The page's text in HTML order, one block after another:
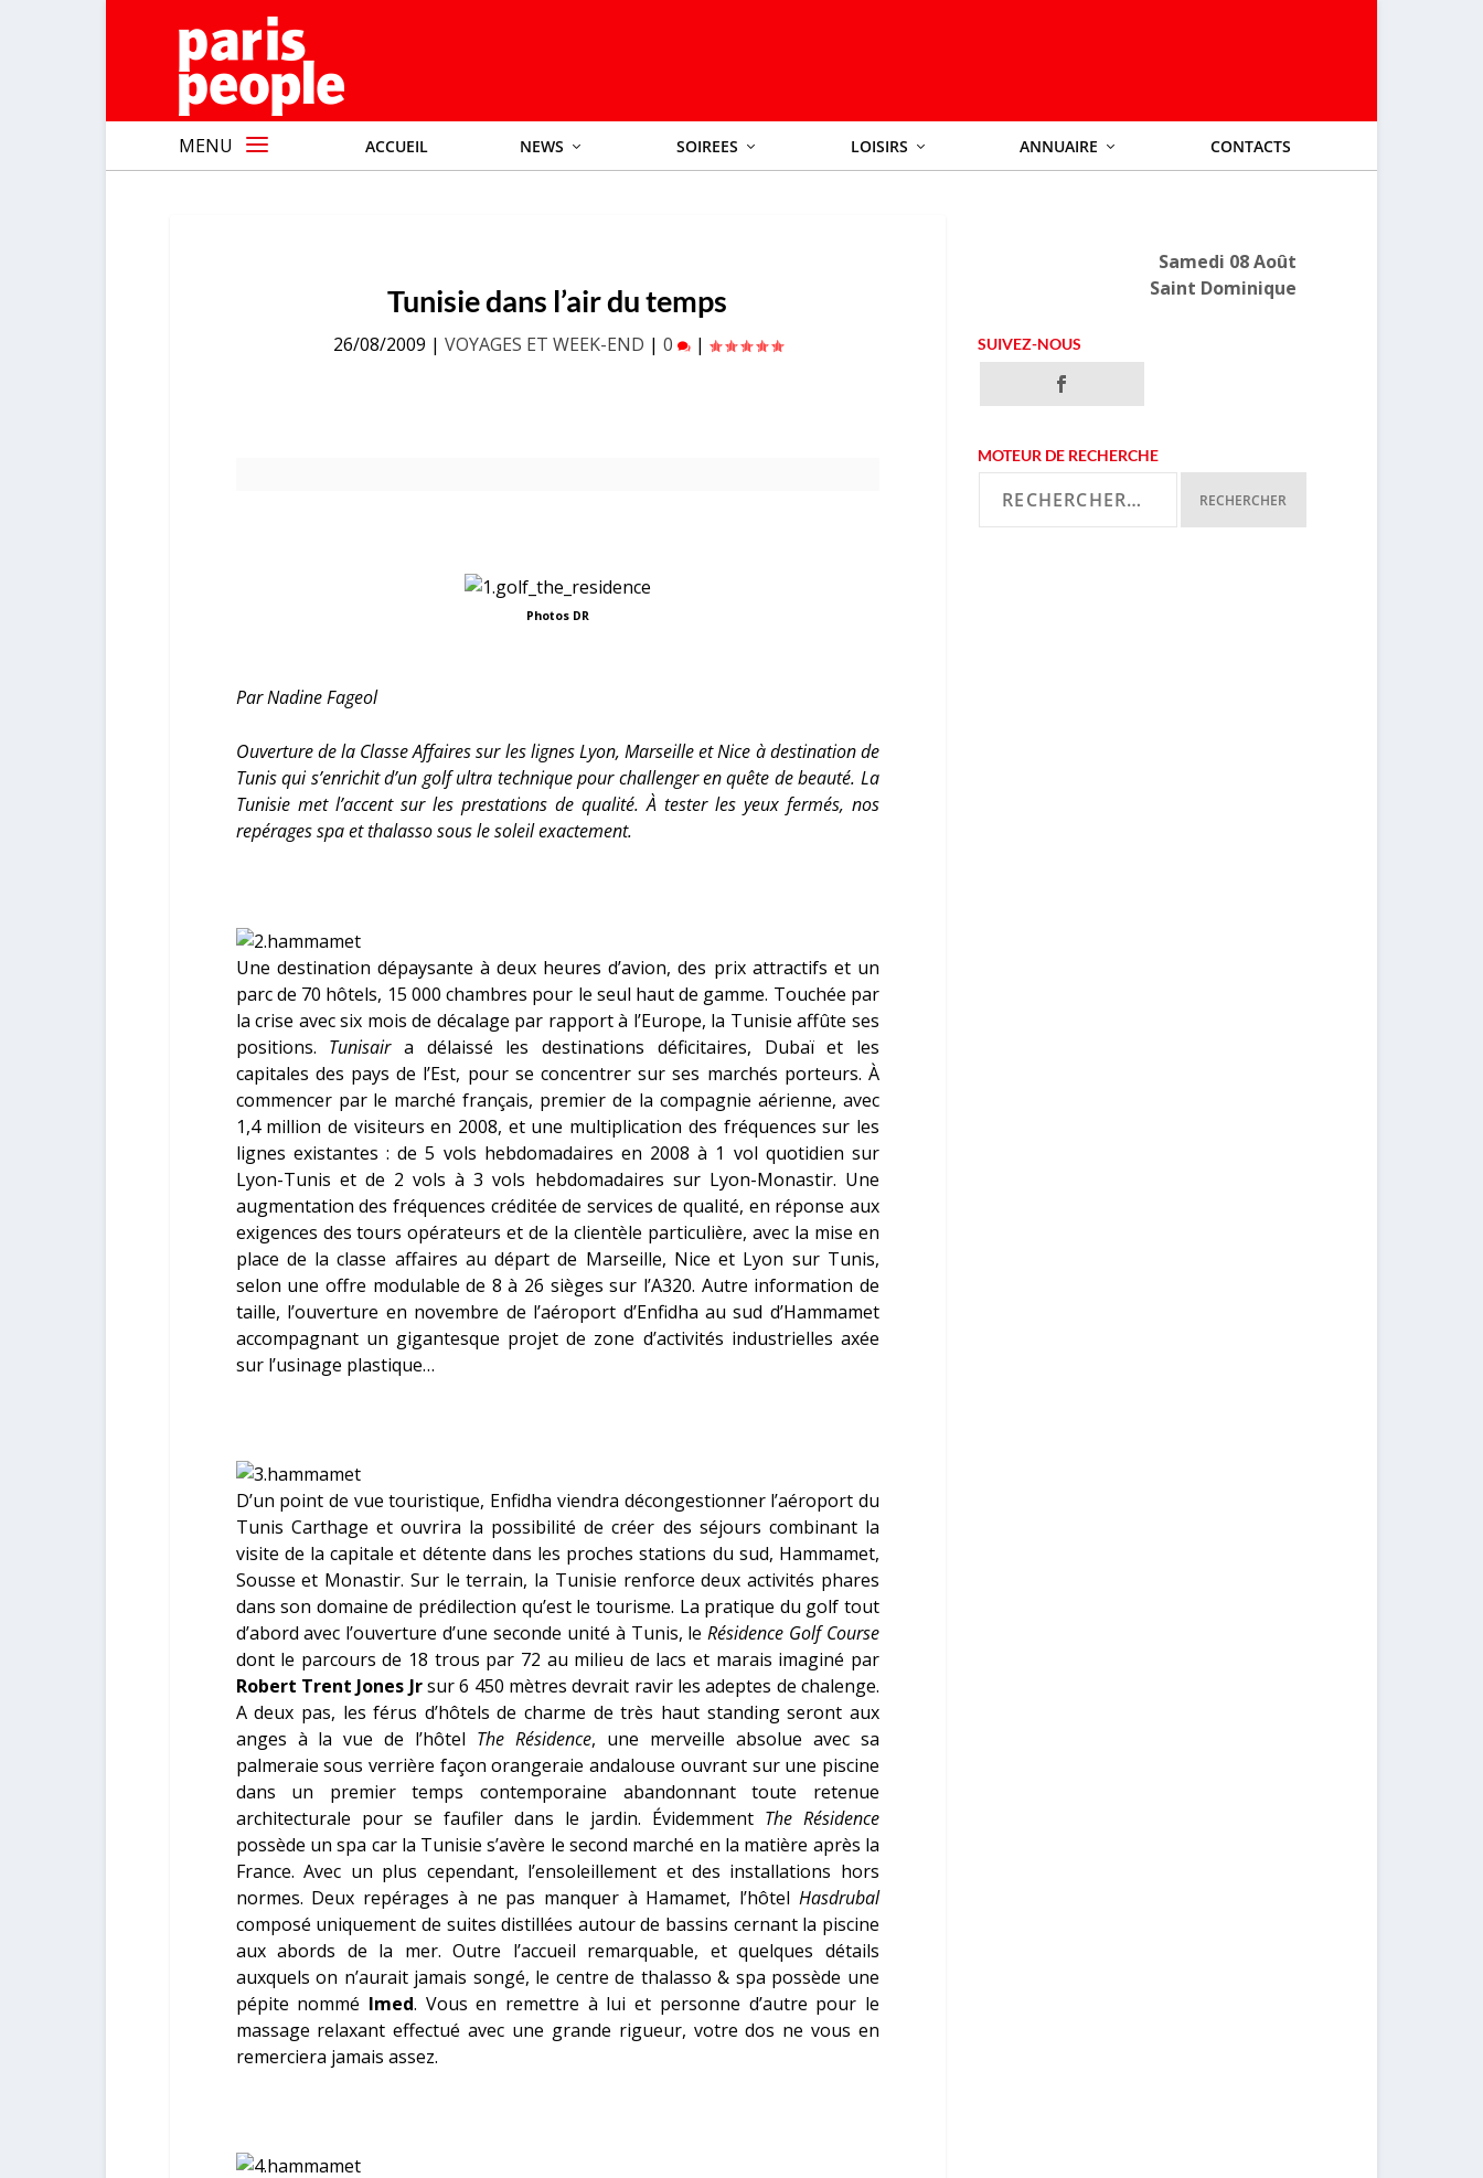
MENU ACCUEIL NEWS SOIREES LOISIRS ANNUAIRE CONTACTS
Tunisie dans l’air du temps
26/08/2009 | VOYAGES ET WEEK-END | 0 |
Photos DR
Par Nadine Fageol
Ouverture de la Classe Affaires sur les lignes Lyon, Marseille et Nice à destination de
Tunis qui s’enrichit d’un golf ultra technique pour challenger en quête de beauté. La
Tunisie met l’accent sur les prestations de qualité. À tester les yeux fermés, nos
repérages spa et thalasso sous le soleil exactement.
Une destination dépaysante à deux heures d’avion, des prix attractifs et un
parc de 70 hôtels, 15 000 chambres pour le seul haut de gamme. Touchée par
la crise avec six mois de décalage par rapport à l’Europe, la Tunisie affûte ses
positions. Tunisaira délaissé les destinations déficitaires, Dubaï et les
capitales des pays de l’Est, pour se concentrer sur ses marchés porteurs. À
commencer par le marché français, premier de la compagnie aérienne, avec
1,4 million de visiteurs en 2008, et une multiplication des fréquences sur les
lignes existantes : de 5 vols hebdomadaires en 2008 à 1 vol quotidien sur
Lyon-Tunis et de 2 vols à 3 vols hebdomadaires sur Lyon-Monastir. Une
augmentation des fréquences créditée de services de qualité, en réponse aux
exigences des tours opérateurs et de la clientèle particulière, avec la mise en
place de la classe affaires au départ de Marseille, Nice et Lyon sur Tunis,
selon une offre modulable de 8 à 26 sièges sur l’A320. Autre information de
taille, l’ouverture en novembre de l’aéroport d’Enfidha au sud d’Hammamet
accompagnant un gigantesque projet de zone d’activités industrielles axée
sur l’usinage plastique…
D’un point de vue touristique, Enfidha viendra décongestionner l’aéroport du
Tunis Carthage et ouvrira la possibilité de créer des séjours combinant la
visite de la capitale et détente dans les proches stations du sud, Hammamet,
Sousse et Monastir. Sur le terrain, la Tunisie renforce deux activités phares
dans son domaine de prédilection qu’est le tourisme. La pratique du golf tout
d’abord avec l’ouverture d’une seconde unité à Tunis, leRésidence Golf Course
dont le parcours de 18 trous par 72 au milieu de lacs et marais imaginé par
Robert Trent Jones Jrsur 6 450 mètres devrait ravir les adeptes de chalenge.
A deux pas, les férus d’hôtels de charme de très haut standing seront aux
anges à la vue de l’hôtel The Résidence, une merveille absolue avec sa
palmeraie sous verrière façon orangeraie andalouse ouvrant sur une piscine
dans un premier temps contemporaine abandonnant toute retenue
architecturale pour se faufiler dans le jardin. Évidemment The Résidence
possède un spa car la Tunisie s’avère le second marché en la matière après la
France. Avec un plus cependant, l’ensoleillement et des installations hors
normes. Deux repérages à ne pas manquer à Hamamet, l’hôtel Hasdrubal
composé uniquement de suites distillées autour de bassins cernant la piscine
aux abords de la mer. Outre l’accueil remarquable, et quelques détails
auxquels on n’aurait jamais songé, le centre de thalasso & spa possède une
pépite nommé Imed. Vous en remettre à lui et personne d’autre pour le
massage relaxant effectué avec une grande rigueur, votre dos ne vous en
remerciera jamais assez.
Samedi 08 Août
Saint Dominique
SUIVEZ-NOUS
MOTEUR DE RECHERCHE